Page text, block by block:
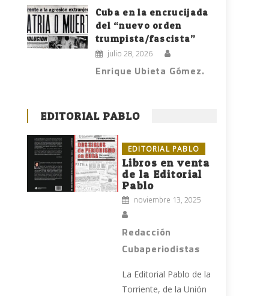
Cuba en la encrucijada
del “nuevo orden
trumpista/fascista”
julio 28, 2026
Enrique Ubieta Gómez.
EDITORIAL PABLO
EDITORIAL PABLO
Libros en venta
de la Editorial
Pablo
noviembre 13, 2025
Redacción
Cubaperiodistas
La Editorial Pablo de la
Torriente, de la Unión